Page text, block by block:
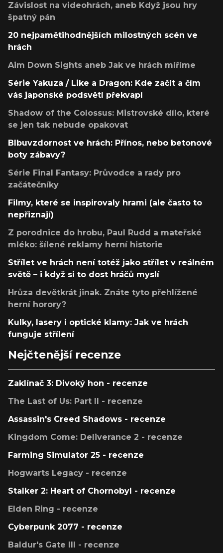
Závislost na videohrách, aneb Když jsou hry
špatný pán
20 nejpamětihodnějších milostných scén ve
hrách
Aim Down Sights aneb Jak ve hrách míříme
Série Yakuza / Like a Dragon: Kde začít a čím
vás japonské podsvětí překvapí
Shadow of the Colossus: Mistrovské dílo, které
se jen tak nebude opakovat
Blbuvzdornost ve hrách: Přínos, nebo betonové
boty zábavy?
Série Final Fantasy: Průvodce a rady pro
začátečníky
Filmy, které se inspirovaly hrami (ale často to
nepřiznají)
Z porodnice do hrobu, Paul Rudd a mateřské
mléko: šílené reklamy herní historie
Střílet ve hrách není totéž jako střílet v reálném
světě – i když si to dost hráčů myslí
Hrůza devětkrát jinak. Znáte tyto přehlížené
herní horory?
Kulky, lasery i optické klamy: Jak ve hrách
funguje střílení
Nejčtenější recenze
Zaklínač 3: Divoký hon - recenze
The Last of Us: Part II - recenze
Assassin's Creed Shadows - recenze
Kingdom Come: Deliverance 2 - recenze
Farming Simulator 25 - recenze
Hogwarts Legacy - recenze
Stalker 2: Heart of Chornobyl - recenze
Elden Ring - recenze
Cyberpunk 2077 - recenze
Baldur's Gate III - recenze